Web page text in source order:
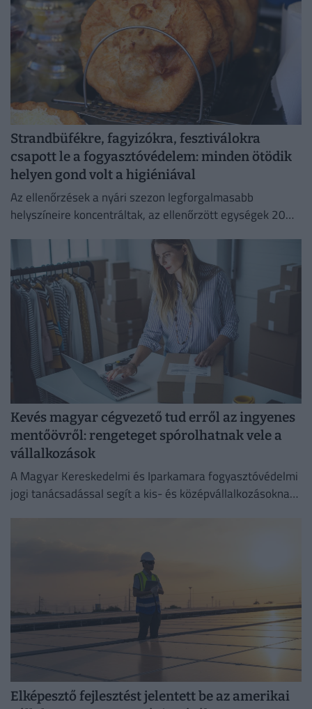
Strandbüfékre, fagyizókra, fesztiválokra
csapott le a fogyasztóvédelem: minden ötödik
helyen gond volt a higiéniával
Az ellenőrzések a nyári szezon legforgalmasabb
helyszíneire koncentráltak, az ellenőrzött egységek 20
Kevés magyar cégvezető tud erről az ingyenes
mentőövről: rengeteget spórolhatnak vele a
vállalkozások
A Magyar Kereskedelmi és Iparkamara fogyasztóvédelmi
jogi tanácsadással segít a kis- és középvállalkozásoknak
Elképesztő fejlesztést jelentett be az amerikai